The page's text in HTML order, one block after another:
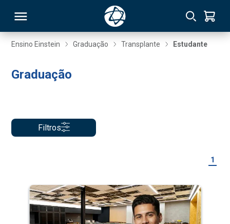
Ensino Einstein Graduação Transplante Estudante
Graduação
Filtros
1